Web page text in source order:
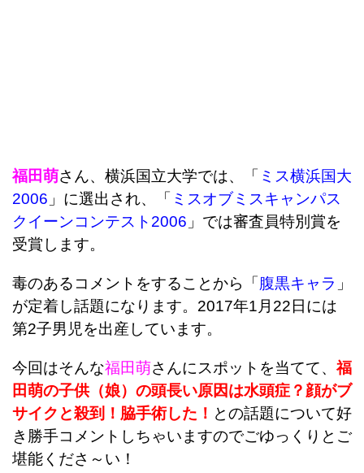
福田萌さん、横浜国立大学では、「 ミス横浜国大
2006 」に選出され、「 ミスオブミスキャンパス
クイーンコンテスト2006 」では審査員特別賞を
受賞します。
毒のあるコメントをすることから「腹黒キャラ 」
が定着し話題になります。2017年1月22日には
第2子男児を出産しています。
今回はそんな福田萌さんにスポットを当てて、福
田萌の子供（娘）の頭長い原因は水頭症？顔がブ
サイクと殺到！脇手術した！ との話題について好
き勝手コメントしちゃいますのでごゆっくりとご
堪能くださ～い！